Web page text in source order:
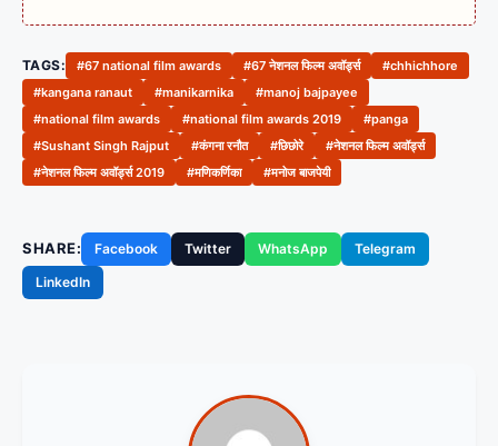
TAGS: #67 national film awards #67 नेशनल फिल्म अवॉर्ड्स
#chhichhore
#kangana ranaut
#manikarnika
#manoj bajpayee
#national film awards
#national film awards 2019
#panga
#Sushant Singh Rajput
#कंगना रनौत #छिछोरे
#नेशनल फिल्म अवॉर्ड्स
#नेशनल फिल्म अवॉर्ड्स 2019
#मणिकर्णिका #मनोज बाजपेयी
SHARE: Facebook Twitter WhatsApp
Telegram
LinkedIn